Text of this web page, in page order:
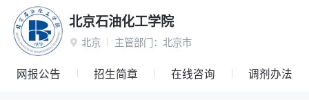
北京石油化工学院
 北京 主管部门： 北京市
网报公告 招生简章 在线咨询 调剂办法